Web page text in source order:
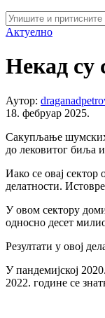
Актуелно
Некад су
Аутор:
18. фебруар 2025.
Сакупљање шумских
до лековитог биља
Иако се овај
делатности.
У овом сектору
односно десет
Резултати у овој
У пандемијској
2022. године се